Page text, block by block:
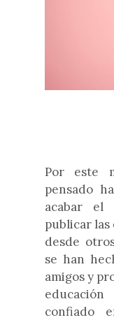
Por este
pensado
acabar el
publicar las
desde
se han
amigos y
confiado